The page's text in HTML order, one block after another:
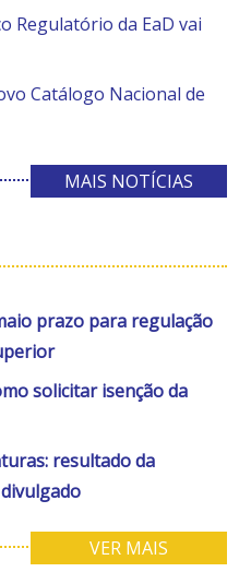
Regulatório da EaD vai
Catálogo Nacional de
MAIS NOTÍCIAS
prazo para regulação
solicitar isenção da
resultado da
VER MAIS